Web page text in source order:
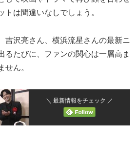
トは間違いなしでしょう。
吉沢亮さん、横浜流星さんの最新ニ
るたびに、ファンの関心は一層高ま
せん。
＼ 最新情報をチェック ／